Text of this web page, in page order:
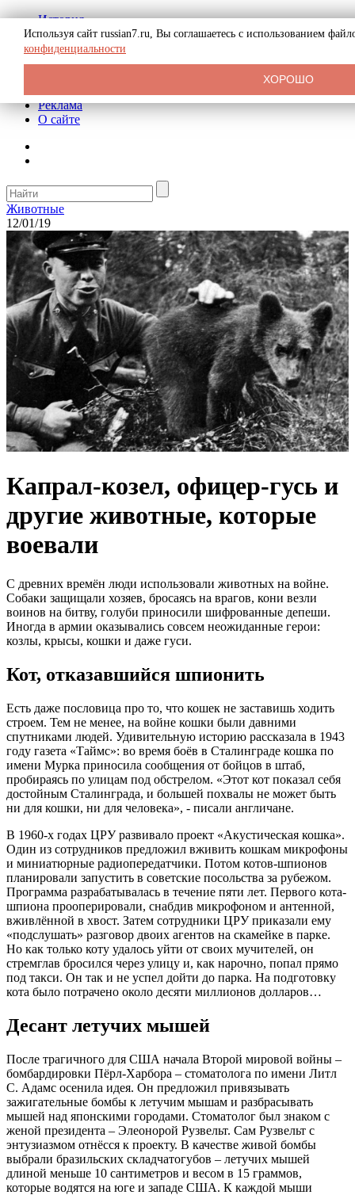
История
Биография
Криминал
СССР
Реклама
О сайте
Животные
12/01/19
Капрал-козел, офицер-гусь и
другие животные, которые
воевали
С древних времён люди использовали животных на войне.
Собаки защищали хозяев, бросаясь на врагов, кони везли
воинов на битву, голуби приносили шифрованные депеши.
Иногда в армии оказывались совсем неожиданные герои:
козлы, крысы, кошки и даже гуси.
Кот, отказавшийся шпионить
Есть даже пословица про то, что кошек не заставишь ходить
строем. Тем не менее, на войне кошки были давними
спутниками людей. Удивительную историю рассказала в 1943
году газета «Таймс»: во время боёв в Сталинграде кошка по
имени Мурка приносила сообщения от бойцов в штаб,
пробираясь по улицам под обстрелом. «Этот кот показал себя
достойным Сталинграда, и большей похвалы не может быть
ни для кошки, ни для человека», - писали англичане.
В 1960-х годах ЦРУ развивало проект «Акустическая кошка».
Один из сотрудников предложил вживить кошкам микрофоны
и миниатюрные радиопередатчики. Потом котов-шпионов
планировали запустить в советские посольства за рубежом.
Программа разрабатывалась в течение пяти лет. Первого кота-
шпиона прооперировали, снабдив микрофоном и антенной,
вживлённой в хвост. Затем сотрудники ЦРУ приказали ему
«подслушать» разговор двоих агентов на скамейке в парке.
Но как только коту удалось уйти от своих мучителей, он
стремглав бросился через улицу и, как нарочно, попал прямо
под такси. Он так и не успел дойти до парка. На подготовку
кота было потрачено около десяти миллионов долларов…
Десант летучих мышей
После трагичного для США начала Второй мировой войны –
бомбардировки Пёрл-Харбора – стоматолога по имени Литл
С. Адамс осенила идея. Он предложил привязывать
зажигательные бомбы к летучим мышам и разбрасывать
мышей над японскими городами. Стоматолог был знаком с
женой президента – Элеонорой Рузвельт. Сам Рузвельт с
энтузиазмом отнёсся к проекту. В качестве живой бомбы
выбрали бразильских складчатогубов – летучих мышей
длиной меньше 10 сантиметров и весом в 15 граммов,
которые водятся на юге и западе США. К каждой мыши
Используя сайт russian7.ru, Вы соглашаетесь с использованием
конфиденциальности
ХОРОШО